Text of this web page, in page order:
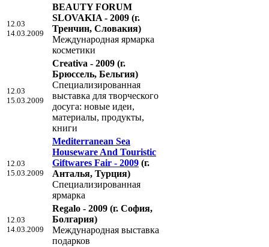
12.03
14.03.2009
BEAUTY FORUM
SLOVAKIA - 2009 (г.
Тренчин, Словакия)
Международная ярмарка
косметики
12.03
15.03.2009
Creativa - 2009 (г.
Брюссель, Бельгия)
Специализированная
выставка для творческого
досуга: новые идеи,
материалы, продукты,
книги
12.03
15.03.2009
Mediterranean Sea
Houseware And Touristic
Giftwares Fair - 2009 (г.
Анталья, Турция)
Специализированная
ярмарка
12.03
14.03.2009
Regalo - 2009 (г. София,
Болгария)
Международная выставка
подарков